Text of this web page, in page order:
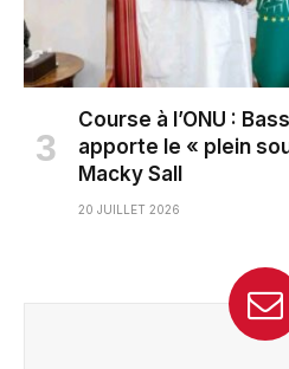
Course à l’ONU :
apporte le « plein
Macky Sall
20 JUILLET 2026